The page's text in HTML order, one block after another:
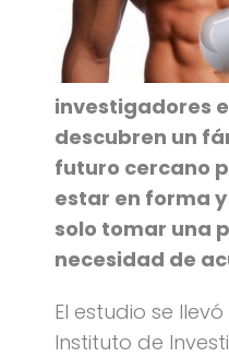
investigadores
descubren un
futuro cercano
estar en forma
solo tomar una
necesidad de
El estudio se
Instituto de